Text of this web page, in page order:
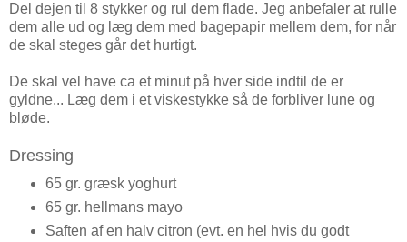
Del dejen til 8 stykker og rul dem flade. Jeg anbefaler at rulle
dem alle ud og læg dem med bagepapir mellem dem, for når
de skal steges går det hurtigt.
De skal vel have ca et minut på hver side indtil de er
gyldne... Læg dem i et viskestykke så de forbliver lune og
bløde.
Dressing
65 gr. græsk yoghurt
65 gr. hellmans mayo
Saften af en halv citron (evt. en hel hvis du godt